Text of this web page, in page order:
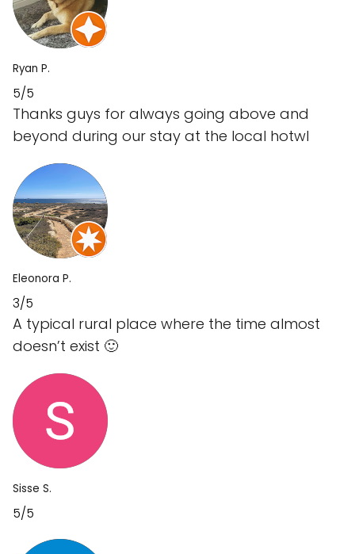
Ryan P.
5/5
Thanks guys for always going above and
beyond during our stay at the local hotwl
Eleonora P.
3/5
A typical rural place where the time almost
doesn’t exist 🙂
Sisse S.
5/5